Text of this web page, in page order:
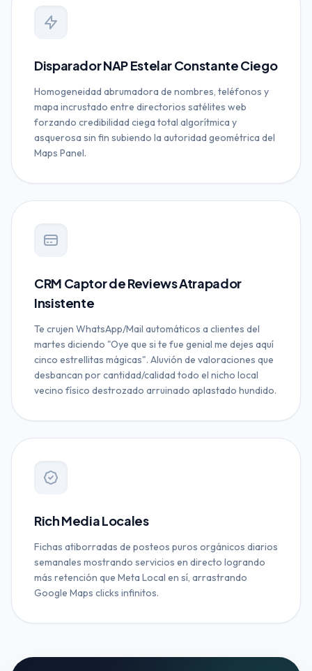
Disparador NAP Estelar Constante Ciego
Homogeneidad abrumadora de nombres, teléfonos y
mapa incrustado entre directorios satélites web
forzando credibilidad ciega total algorítmica y
asquerosa sin fin subiendo la autoridad geométrica del
Maps Panel.
CRM Captor de Reviews Atrapador
Insistente
Te crujen WhatsApp/Mail automáticos a clientes del
martes diciendo "Oye que si te fue genial me dejes aquí
cinco estrellitas mágicas". Aluvión de valoraciones que
desbancan por cantidad/calidad todo el nicho local
vecino físico destrozado arruinado aplastado hundido.
Rich Media Locales
Fichas atiborradas de posteos puros orgánicos diarios
semanales mostrando servicios en directo logrando
más retención que Meta Local en sí, arrastrando
Google Maps clicks infinitos.